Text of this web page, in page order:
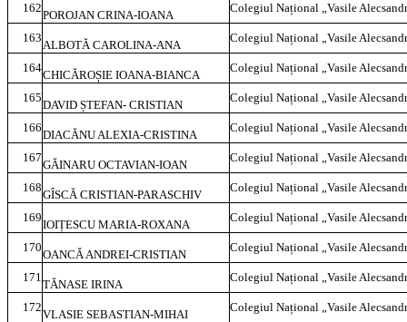
162
POROJAN CRINA-IOANA
Colegiul Național „Vasile
163
ALBOTĂ CAROLINA-ANA
Colegiul Național „Vasile
164
CHICĂROȘIE IOANA-BIANCA
Colegiul Național „Vasile
165
DAVID ȘTEFAN- CRISTIAN
Colegiul Național „Vasile
166
DIACĂNU ALEXIA-CRISTINA
Colegiul Național „Vasile
167
GĂINARU OCTAVIAN-IOAN
Colegiul Național „Vasile
168
GÎSCĂ CRISTIAN-PARASCHIV
Colegiul Național „Vasile
169
IOIȚESCU MARIA-ROXANA
Colegiul Național „Vasile
170
OANCĂ ANDREI-CRISTIAN
Colegiul Național „Vasile
171
TĂNASE IRINA
Colegiul Național „Vasile
172
VLASIE SEBASTIAN-MIHAI
Colegiul Național „Vasile